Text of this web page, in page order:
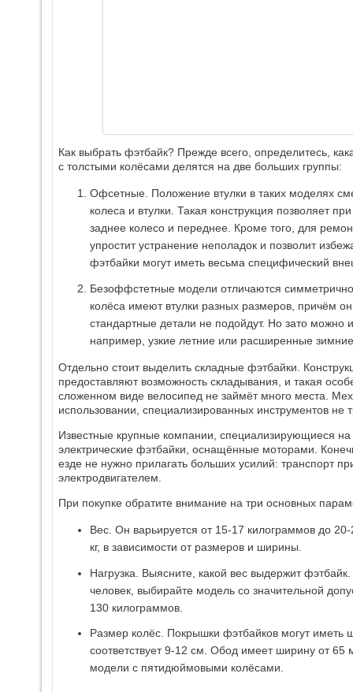
Как выбрать фэтбайк? Прежде всего, определитесь,
с толстыми колёсами делятся на две больших группы:
Офсетные. Положение втулки в таких моделях
колеса и втулки. Такая конструкция позволяет
заднее колесо и переднее. Кроме того, для
упростит устранение неполадок и позволит
фэтбайки могут иметь весьма специфический
Безоффстетные модели отличаются
колёса имеют втулки разных размеров, причём
стандартные детали не подойдут. Но зато можно
например, узкие летние или расширенные
Отдельно стоит выделить складные фэтбайки.
предоставляют возможность складывания, и такая
сложенном виде велосипед не займёт много места.
использовании, специализированных инструментов не
Известные крупные компании, специализирующиеся на
электрические фэтбайки, оснащённые моторами.
езде не нужно прилагать больших усилий: транспорт
электродвигателем.
При покупке обратите внимание на три основных
Вес. Он варьируется от 15-17 килограммов до
кг, в зависимости от размеров и ширины.
Нагрузка. Выясните, какой вес выдержит
человек, выбирайте модель со значительной
130 килограммов.
Размер колёс. Покрышки фэтбайков могут иметь
соответствует 9-12 см. Обод имеет ширину от
модели с пятидюймовыми колёсами.